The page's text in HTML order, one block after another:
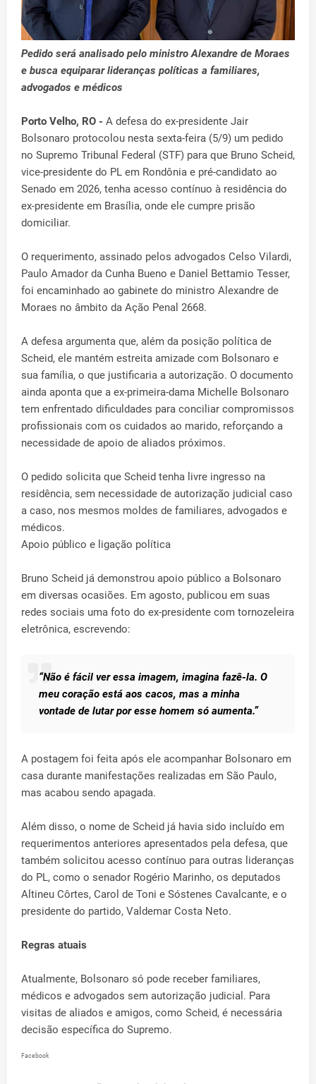
Pedido será analisado pelo ministro Alexandre de Moraes
e busca equiparar lideranças políticas a familiares,
advogados e médicos
Porto Velho, RO - A defesa do ex-presidente Jair
Bolsonaro protocolou nesta sexta-feira (5/9) um pedido
no Supremo Tribunal Federal (STF) para que Bruno Scheid,
vice-presidente do PL em Rondônia e pré-candidato ao
Senado em 2026, tenha acesso contínuo à residência do
ex-presidente em Brasília, onde ele cumpre prisão
domiciliar.
O requerimento, assinado pelos advogados Celso Vilardi,
Paulo Amador da Cunha Bueno e Daniel Bettamio Tesser,
foi encaminhado ao gabinete do ministro Alexandre de
Moraes no âmbito da Ação Penal 2668.
A defesa argumenta que, além da posição política de
Scheid, ele mantém estreita amizade com Bolsonaro e
sua família, o que justificaria a autorização. O documento
ainda aponta que a ex-primeira-dama Michelle Bolsonaro
tem enfrentado dificuldades para conciliar compromissos
profissionais com os cuidados ao marido, reforçando a
necessidade de apoio de aliados próximos.
O pedido solicita que Scheid tenha livre ingresso na
residência, sem necessidade de autorização judicial caso
a caso, nos mesmos moldes de familiares, advogados e
médicos.
Apoio público e ligação política
Bruno Scheid já demonstrou apoio público a Bolsonaro
em diversas ocasiões. Em agosto, publicou em suas
redes sociais uma foto do ex-presidente com tornozeleira
eletrônica, escrevendo:
“Não é fácil ver essa imagem, imagina fazê-la. O
meu coração está aos cacos, mas a minha
vontade de lutar por esse homem só aumenta.”
A postagem foi feita após ele acompanhar Bolsonaro em
casa durante manifestações realizadas em São Paulo,
mas acabou sendo apagada.
Além disso, o nome de Scheid já havia sido incluído em
requerimentos anteriores apresentados pela defesa, que
também solicitou acesso contínuo para outras lideranças
do PL, como o senador Rogério Marinho, os deputados
Altineu Côrtes, Carol de Toni e Sóstenes Cavalcante, e o
presidente do partido, Valdemar Costa Neto.
Regras atuais
Atualmente, Bolsonaro só pode receber familiares,
médicos e advogados sem autorização judicial. Para
visitas de aliados e amigos, como Scheid, é necessária
decisão específica do Supremo.
Facebook